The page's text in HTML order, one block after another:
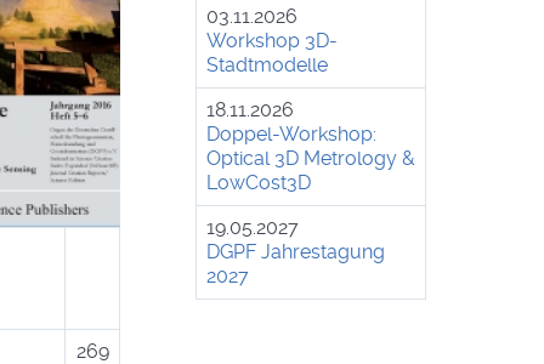
269
03.11.2026
Workshop 3D-
Stadtmodelle
18.11.2026
Doppel-Workshop:
Optical 3D Metrology &
LowCost3D
19.05.2027
DGPF Jahrestagung
2027